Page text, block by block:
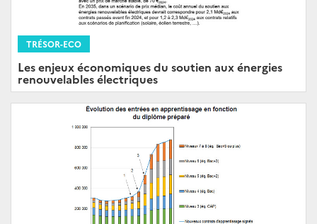
TRÉSOR-ECO
Les enjeux économiques du soutien aux énergies
renouvelables électriques